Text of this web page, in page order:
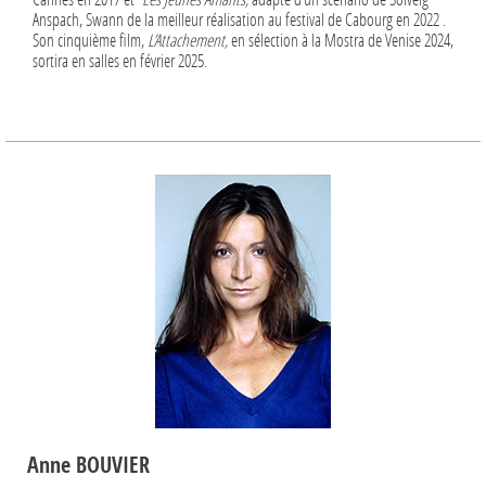
Anspach, Swann de la meilleur réalisation au festival de Cabourg en 2022 .
Son cinquième film,L’Attachement,en sélection à la Mostra de Venise 2024,
sortira en salles en février 2025.
Anne BOUVIER